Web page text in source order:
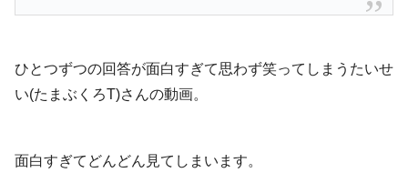
ひとつずつの回答が面白すぎて思わず笑ってしまうたいせ
い(たまぶくろT)さんの動画。
面白すぎてどんどん見てしまいます。